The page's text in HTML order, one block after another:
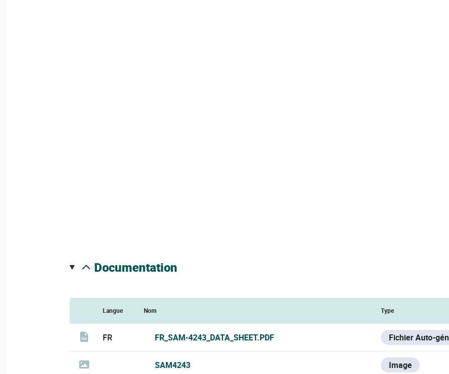
documentation
Langue Nom Type
FR FR_SAM-4243_DATA_SHEET.PDF Fichier Auto-
SAM4243 Image